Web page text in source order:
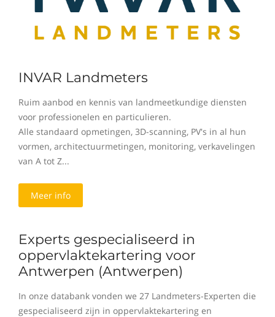
INVAR Landmeters
Ruim aanbod en kennis van landmeetkundige diensten
voor professionelen en particulieren.
Alle standaard opmetingen, 3D-scanning, PV's in al hun
vormen, architectuurmetingen, monitoring, verkavelingen
van A tot Z...
Meer info
Experts gespecialiseerd in
oppervlaktekartering voor
Antwerpen (Antwerpen)
In onze databank vonden we 27 Landmeters-Experten die
gespecialiseerd zijn in oppervlaktekartering en